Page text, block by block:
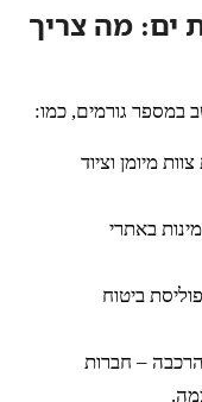
ים: מה צריך
במספר גורמים, כמו:
מיומן וציוד
באתרי
ביטוח
– חברות